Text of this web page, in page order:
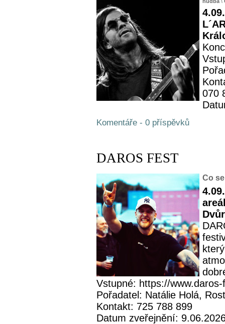
070
Komentáře - 0 příspěvků
DAROS FEST
Co
Vstupné: https://
Pořadatel: Natálie Holá,
Kontakt: 725 788 899
Datum zveřejnění: